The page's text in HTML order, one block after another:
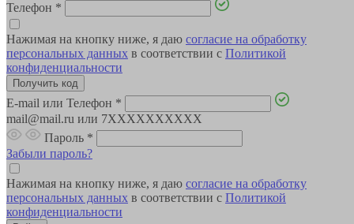
Телефон *
Нажимая на кнопку ниже, я даю согласие на обработку
персональных данных в соответствии с Политикой
конфиденциальности
E-mail или Телефон *
mail@mail.ru или 7XXXXXXXXXX
Пароль *
Забыли пароль?
Нажимая на кнопку ниже, я даю согласие на обработку
персональных данных в соответствии с Политикой
конфиденциальности